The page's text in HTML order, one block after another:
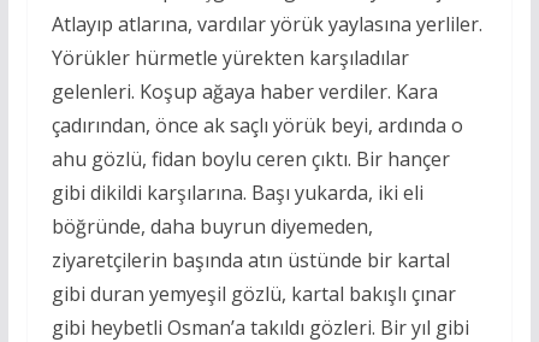
Atlayıp atlarına, vardılar yörük yaylasına yerliler.
Yörükler hürmetle yürekten karşıladılar
gelenleri. Koşup ağaya haber verdiler. Kara
çadırından, önce ak saçlı yörük beyi, ardında o
ahu gözlü, fidan boylu ceren çıktı. Bir hançer
gibi dikildi karşılarına. Başı yukarda, iki eli
böğründe, daha buyrun diyemeden,
ziyaretçilerin başında atın üstünde bir kartal
gibi duran yemyeşil gözlü, kartal bakışlı çınar
gibi heybetli Osman’a takıldı gözleri. Bir yıl gibi